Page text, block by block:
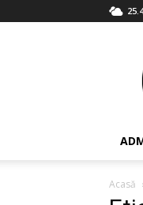
25.4
Acasă